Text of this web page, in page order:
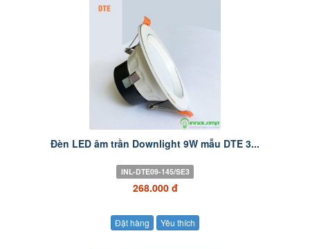
Đèn LED âm trần Downlight 9W mẫu DTE 3...
INL-DTE09-145/SE3
268.000 đ
Đặt hàng Yêu thích